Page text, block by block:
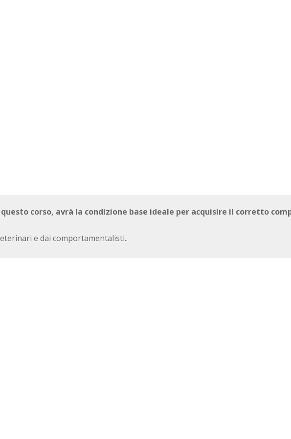
corso, avrà la condizione base ideale per acquisire il corretto
e dai comportamentalisti..